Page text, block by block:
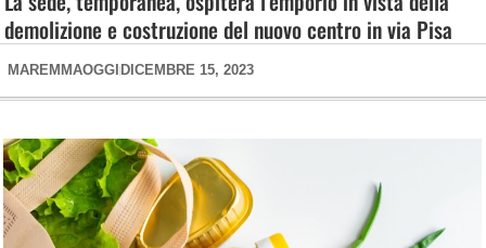
demolizione e costruzione del nuovo centro in via Pisa
MAREMMAOGGI DICEMBRE 15, 2023